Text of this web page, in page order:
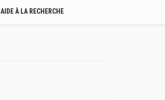
AIDE À LA RECHERCHE